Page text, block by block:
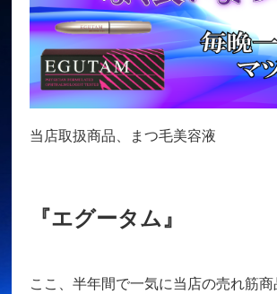
当店取扱商品、まつ毛美容液
『エグータム』
ここ、半年間で一気に当店の売れ筋商